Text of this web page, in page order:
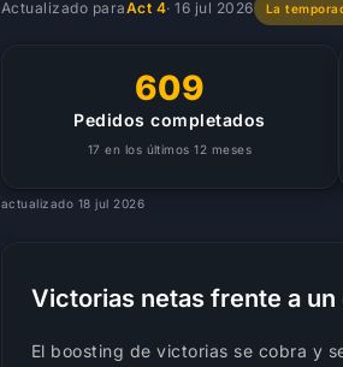
Actualizado paraAct 4·16 jul 2026 La
609
Pedidos completados
17 en los últimos 12 meses
actualizado 18 jul 2026
Victorias netas frente a
El boosting de victorias se cobra y